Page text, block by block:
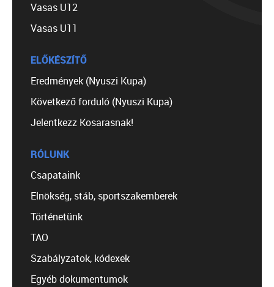
Vasas U12
Vasas U11
ELŐKÉSZÍTŐ
Eredmények (Nyuszi Kupa)
Következő forduló (Nyuszi Kupa)
Jelentkezz Kosarasnak!
RÓLUNK
Csapataink
Elnökség, stáb, sportszakemberek
Történetünk
TAO
Szabályzatok, kódexek
Egyéb dokumentumok